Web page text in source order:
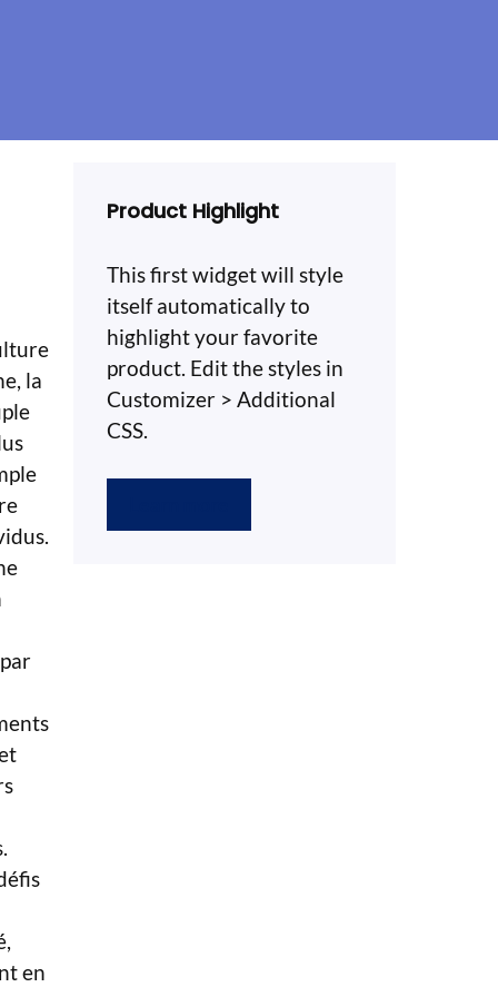
la
en
Product Highlight
This first widget will style
itself automatically to
highlight your favorite
product. Edit the styles in
Customizer > Additional
CSS.